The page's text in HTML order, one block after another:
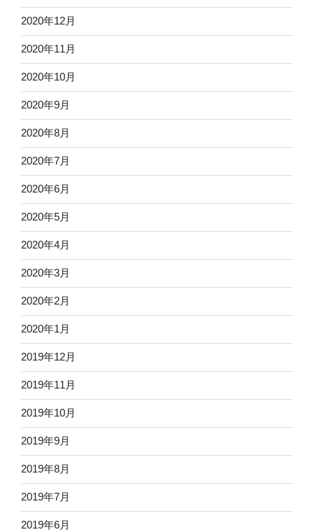
2020年12月
2020年11月
2020年10月
2020年9月
2020年8月
2020年7月
2020年6月
2020年5月
2020年4月
2020年3月
2020年2月
2020年1月
2019年12月
2019年11月
2019年10月
2019年9月
2019年8月
2019年7月
2019年6月